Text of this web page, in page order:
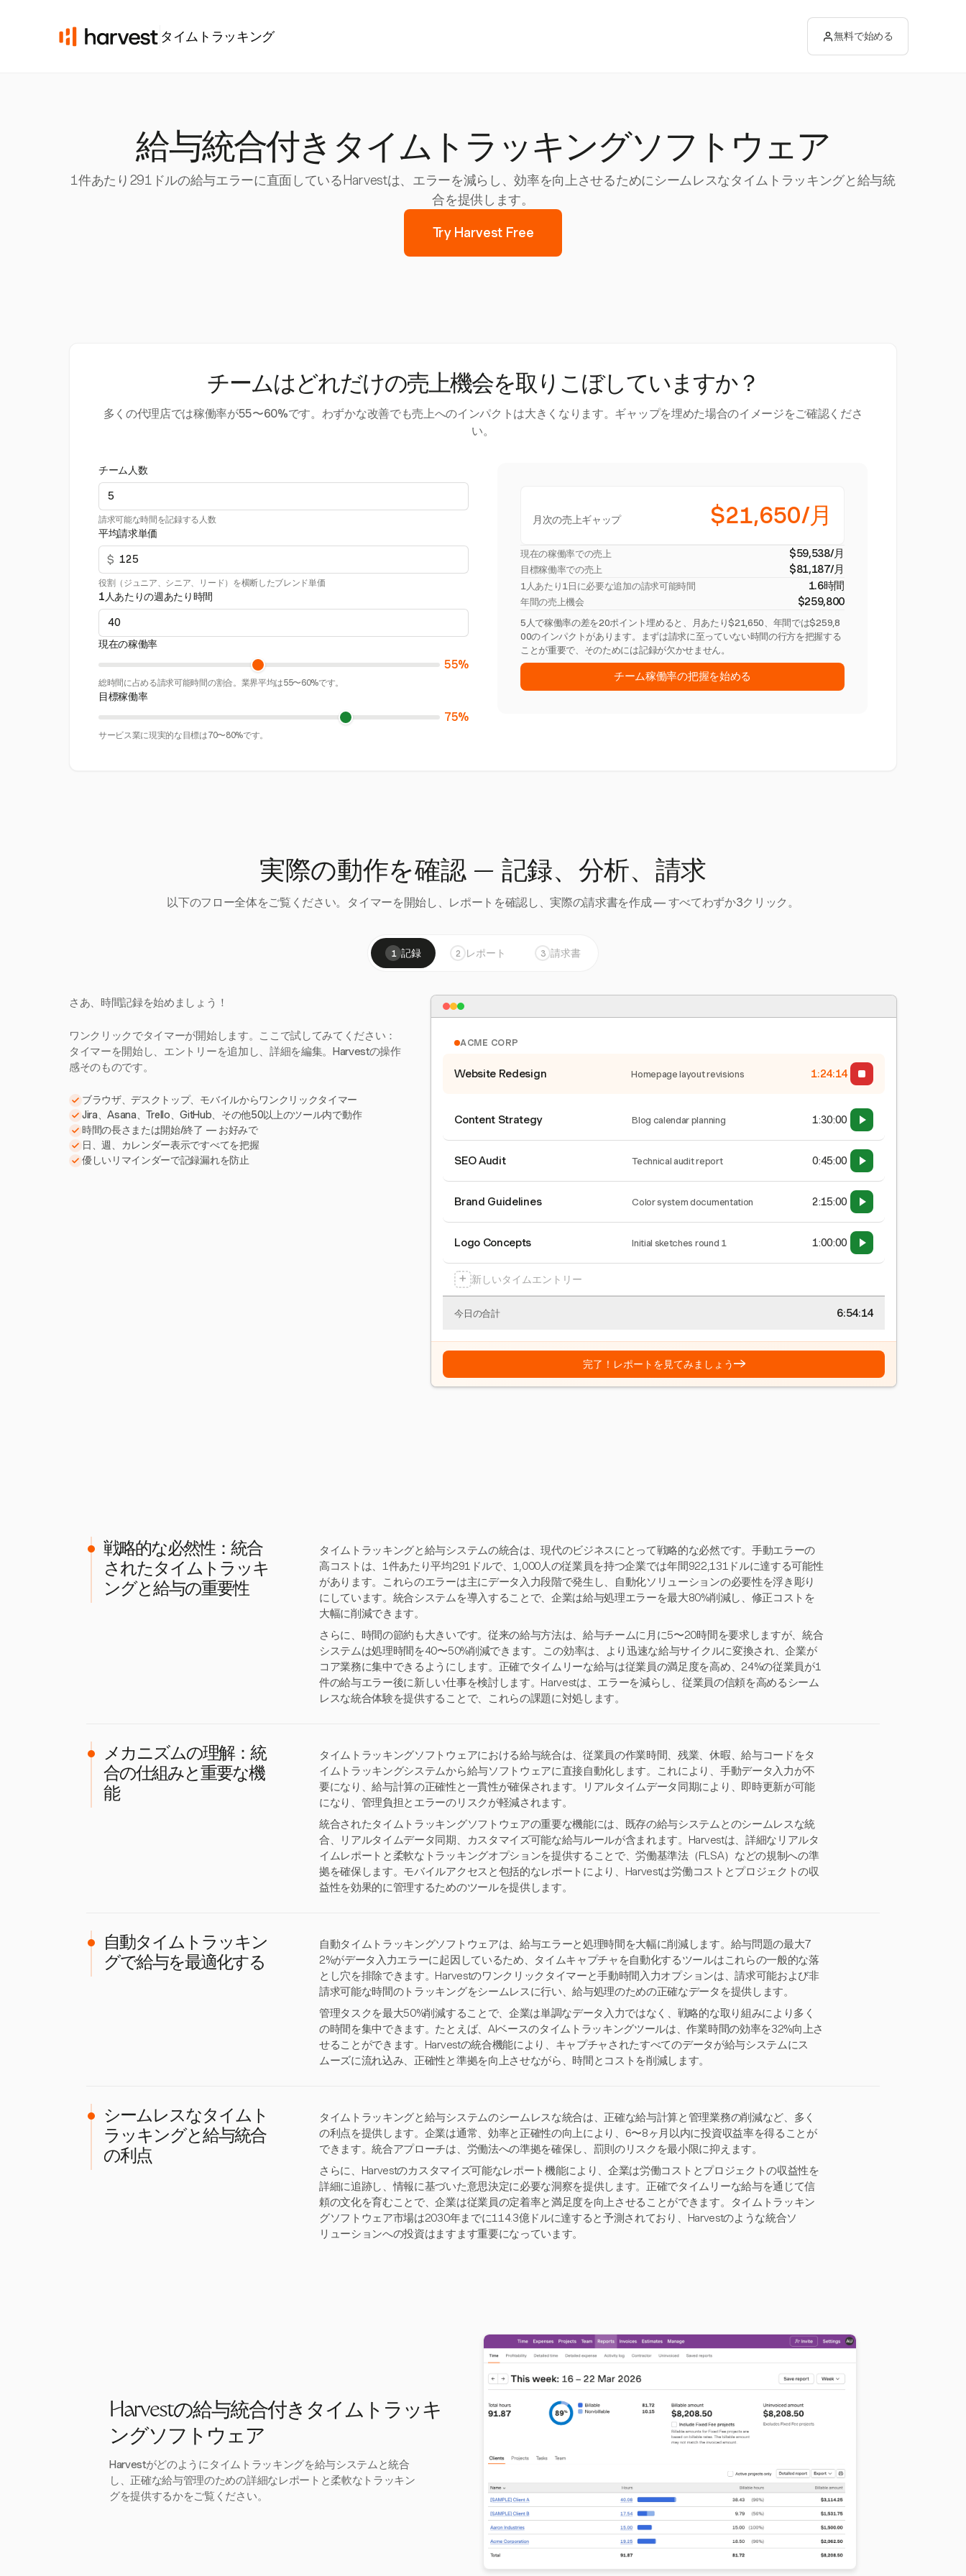
タイムトラッキング 無料で始める
給与統合付きタイムトラッキングソフトウェア
1件あたり291ドルの給与エラーに直面しているHarvestは、エラーを減らし、効率を向上させるためにシームレスなタイムトラッキングと給与統
合を提供します。
Try Harvest Free
チームはどれだけの売上機会を取りこぼしていますか？
多くの代理店では稼働率が55〜60%です。わずかな改善でも売上へのインパクトは大きくなります。ギャップを埋めた場合のイメージをご確認くださ
い。
チーム人数
請求可能な時間を記録する人数
平均請求単価
$
役割（ジュニア、シニア、リード）を横断したブレンド単価
1人あたりの週あたり時間
現在の稼働率
55%
総時間に占める請求可能時間の割合。業界平均は55〜60%です。
目標稼働率
75%
サービス業に現実的な目標は70〜80%です。
月次の売上ギャップ $21,650/月
現在の稼働率での売上 $59,538/月
目標稼働率での売上 $81,187/月
1人あたり1日に必要な追加の請求可能時間 1.6時間
年間の売上機会 $259,800
5人で稼働率の差を20ポイント埋めると、月あたり$21,650、年間では$259,8
00のインパクトがあります。まずは請求に至っていない時間の行方を把握する
ことが重要で、そのためには記録が欠かせません。
チーム稼働率の把握を始める
実際の動作を確認 — 記録、分析、請求
以下のフロー全体をご覧ください。タイマーを開始し、レポートを確認し、実際の請求書を作成 — すべてわずか3クリック。
1 記録 2 レポート 3 請求書
さあ、時間記録を始めましょう！
ワンクリックでタイマーが開始します。ここで試してみてください：
タイマーを開始し、エントリーを追加し、詳細を編集。Harvestの操作
感そのものです。
ブラウザ、デスクトップ、モバイルからワンクリックタイマー
Jira、Asana、Trello、GitHub、その他50以上のツール内で動作
時間の長さまたは開始/終了 — お好みで
日、週、カレンダー表示ですべてを把握
優しいリマインダーで記録漏れを防止
ACME CORP
Website Redesign Homepage layout revisions 1:24:15
Content Strategy Blog calendar planning 1:30:00
SEO Audit Technical audit report 0:45:00
Brand Guidelines Color system documentation 2:15:00
Logo Concepts Initial sketches round 1 1:00:00
+ 新しいタイムエントリー
今日の合計 6:54:15
完了！レポートを見てみましょう→
戦略的な必然性：統合
されたタイムトラッキ
ングと給与の重要性
タイムトラッキングと給与システムの統合は、現代のビジネスにとって戦略的な必然です。手動エラーの
高コストは、1件あたり平均291ドルで、1,000人の従業員を持つ企業では年間922,131ドルに達する可能性
があります。これらのエラーは主にデータ入力段階で発生し、自動化ソリューションの必要性を浮き彫り
にしています。統合システムを導入することで、企業は給与処理エラーを最大80%削減し、修正コストを
大幅に削減できます。
さらに、時間の節約も大きいです。従来の給与方法は、給与チームに月に5〜20時間を要求しますが、統合
システムは処理時間を40〜50%削減できます。この効率は、より迅速な給与サイクルに変換され、企業が
コア業務に集中できるようにします。正確でタイムリーな給与は従業員の満足度を高め、24%の従業員が1
件の給与エラー後に新しい仕事を検討します。Harvestは、エラーを減らし、従業員の信頼を高めるシーム
レスな統合体験を提供することで、これらの課題に対処します。
メカニズムの理解：統
合の仕組みと重要な機
能
タイムトラッキングソフトウェアにおける給与統合は、従業員の作業時間、残業、休暇、給与コードをタ
イムトラッキングシステムから給与ソフトウェアに直接自動化します。これにより、手動データ入力が不
要になり、給与計算の正確性と一貫性が確保されます。リアルタイムデータ同期により、即時更新が可能
になり、管理負担とエラーのリスクが軽減されます。
統合されたタイムトラッキングソフトウェアの重要な機能には、既存の給与システムとのシームレスな統
合、リアルタイムデータ同期、カスタマイズ可能な給与ルールが含まれます。Harvestは、詳細なリアルタ
イムレポートと柔軟なトラッキングオプションを提供することで、労働基準法（FLSA）などの規制への準
拠を確保します。モバイルアクセスと包括的なレポートにより、Harvestは労働コストとプロジェクトの収
益性を効果的に管理するためのツールを提供します。
自動タイムトラッキン
グで給与を最適化する
自動タイムトラッキングソフトウェアは、給与エラーと処理時間を大幅に削減します。給与問題の最大7
2%がデータ入力エラーに起因しているため、タイムキャプチャを自動化するツールはこれらの一般的な落
とし穴を排除できます。Harvestのワンクリックタイマーと手動時間入力オプションは、請求可能および非
請求可能な時間のトラッキングをシームレスに行い、給与処理のための正確なデータを提供します。
管理タスクを最大50%削減することで、企業は単調なデータ入力ではなく、戦略的な取り組みにより多く
の時間を集中できます。たとえば、AIベースのタイムトラッキングツールは、作業時間の効率を32%向上さ
せることができます。Harvestの統合機能により、キャプチャされたすべてのデータが給与システムにス
ムーズに流れ込み、正確性と準拠を向上させながら、時間とコストを削減します。
シームレスなタイムト
ラッキングと給与統合
の利点
タイムトラッキングと給与システムのシームレスな統合は、正確な給与計算と管理業務の削減など、多く
の利点を提供します。企業は通常、効率と正確性の向上により、6〜8ヶ月以内に投資収益率を得ることが
できます。統合アプローチは、労働法への準拠を確保し、罰則のリスクを最小限に抑えます。
さらに、Harvestのカスタマイズ可能なレポート機能により、企業は労働コストとプロジェクトの収益性を
詳細に追跡し、情報に基づいた意思決定に必要な洞察を提供します。正確でタイムリーな給与を通じて信
頼の文化を育むことで、企業は従業員の定着率と満足度を向上させることができます。タイムトラッキン
グソフトウェア市場は2030年までに114.3億ドルに達すると予測されており、Harvestのような統合ソ
リューションへの投資はますます重要になっています。
Harvestの給与統合付きタイムトラッキ
ングソフトウェア
Harvestがどのようにタイムトラッキングを給与システムと統合
し、正確な給与管理のための詳細なレポートと柔軟なトラッキン
グを提供するかをご覧ください。